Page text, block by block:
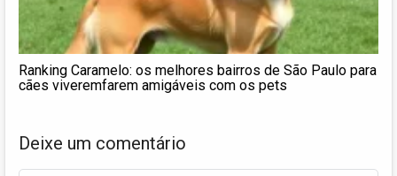
Ranking Caramelo: os melhores bairros de São Paulo para
cães viveremfarem amigáveis com os pets
Deixe um comentário